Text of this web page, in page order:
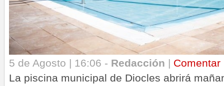
5 de Agosto | 16:06 - Redacción | Comentar
La piscina municipal de Diocles abrirá